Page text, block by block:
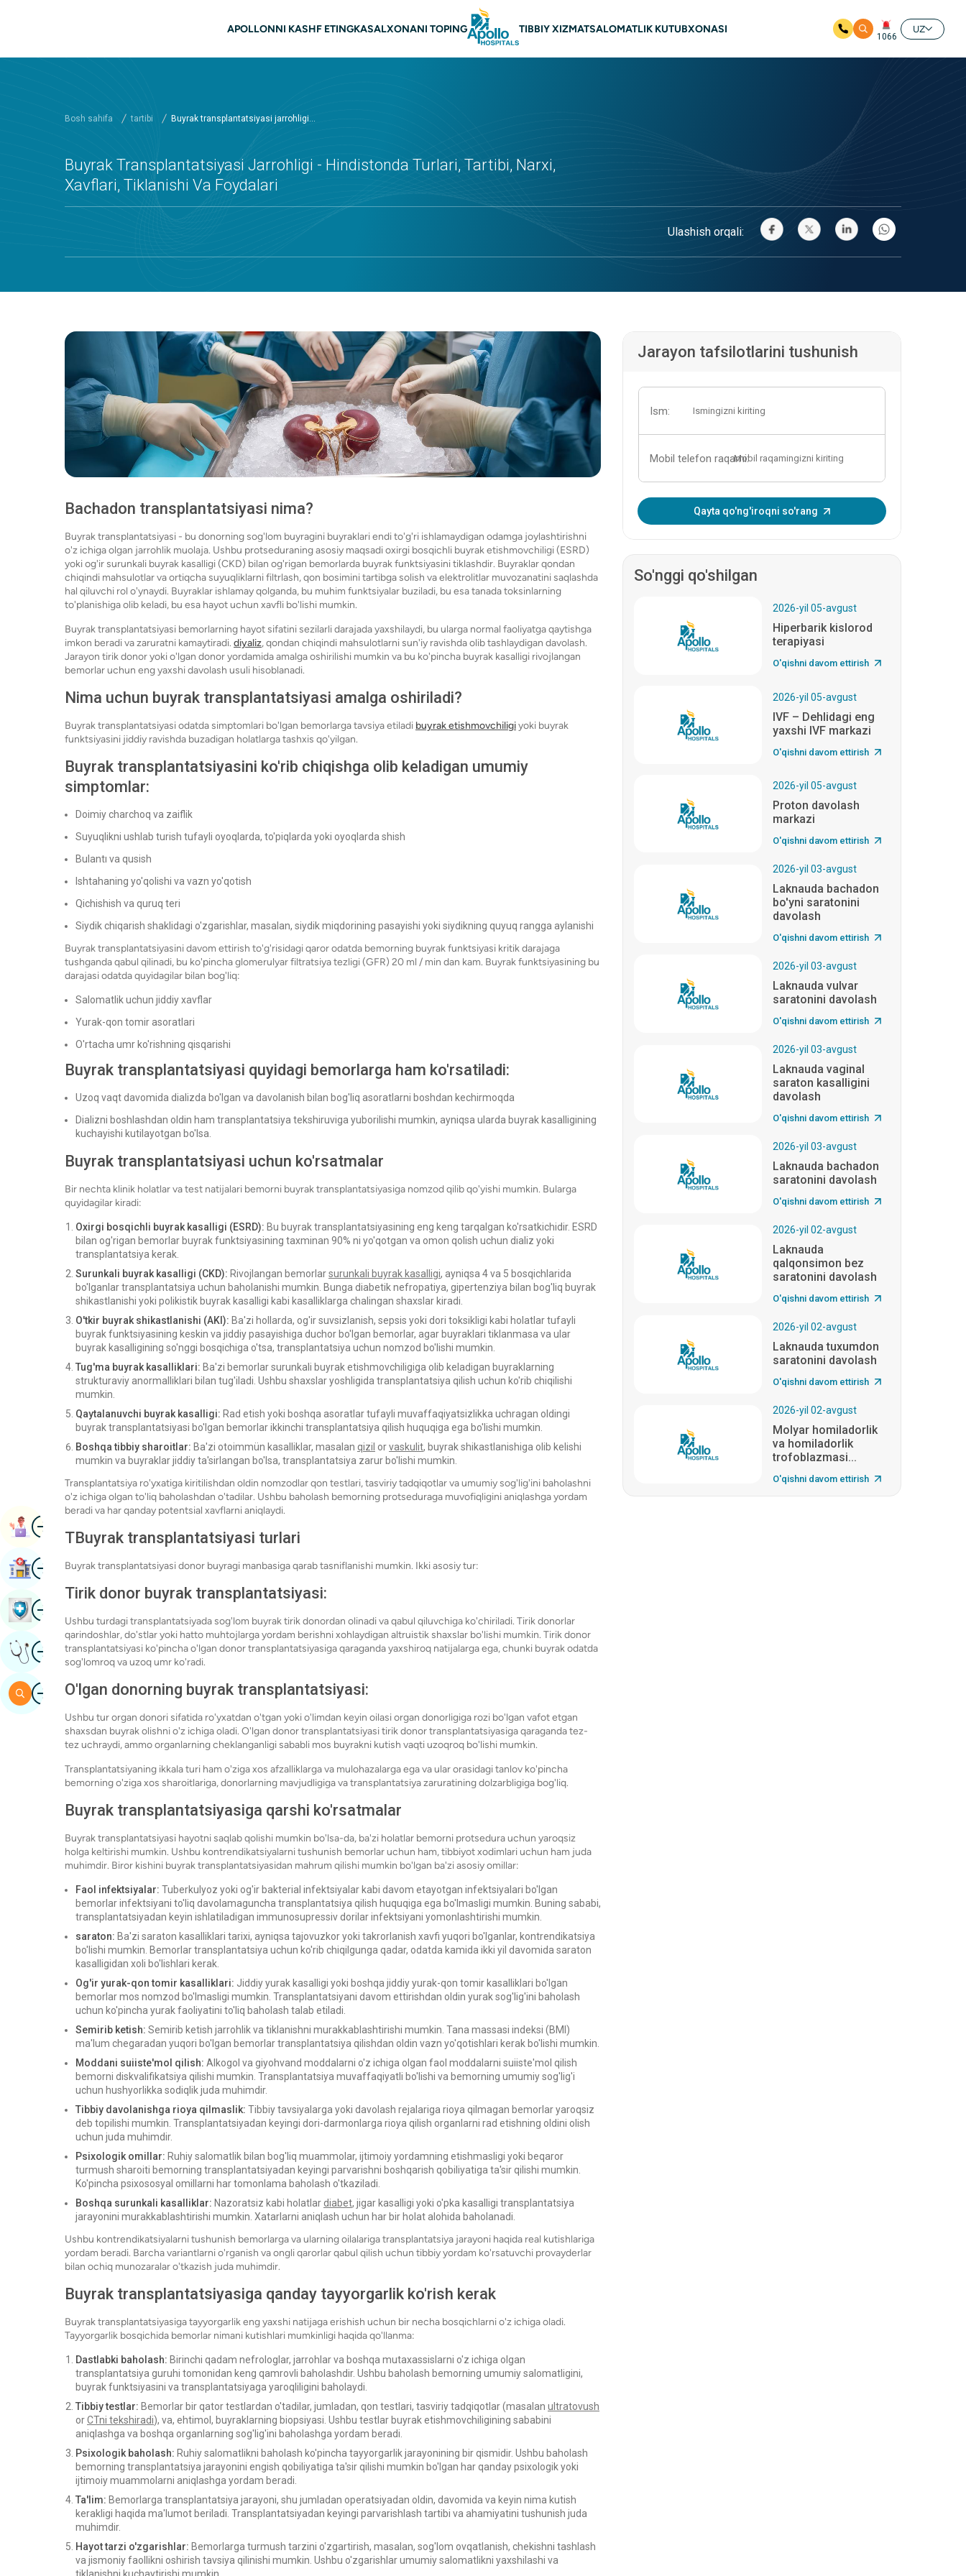
APOLLONNI KASHF ETINGKASALXONANI TOPING TIBBIY XIZMATSALOMATLIK KUTUBXONASI
1066
UZ
Bosh sahifa tartibi Buyrak transplantatsiyasi jarrohligi...
Buyrak Transplantatsiyasi Jarrohligi - Hindistonda Turlari, Tartibi, Narxi,
Xavflari, Tiklanishi Va Foydalari
Ulashish orqali:
Bachadon transplantatsiyasi nima?
Buyrak transplantatsiyasi - bu donorning sog'lom buyragini buyraklari endi to'g'ri ishlamaydigan odamga joylashtirishni
o'z ichiga olgan jarrohlik muolaja. Ushbu protseduraning asosiy maqsadi oxirgi bosqichli buyrak etishmovchiligi (ESRD)
yoki og'ir surunkali buyrak kasalligi (CKD) bilan og'rigan bemorlarda buyrak funktsiyasini tiklashdir. Buyraklar qondan
chiqindi mahsulotlar va ortiqcha suyuqliklarni filtrlash, qon bosimini tartibga solish va elektrolitlar muvozanatini saqlashda
hal qiluvchi rol o'ynaydi. Buyraklar ishlamay qolganda, bu muhim funktsiyalar buziladi, bu esa tanada toksinlarning
to'planishiga olib keladi, bu esa hayot uchun xavfli bo'lishi mumkin.
Buyrak transplantatsiyasi bemorlarning hayot sifatini sezilarli darajada yaxshilaydi, bu ularga normal faoliyatga qaytishga
imkon beradi va zaruratni kamaytiradi. diyaliz, qondan chiqindi mahsulotlarni sun'iy ravishda olib tashlaydigan davolash.
Jarayon tirik donor yoki o'lgan donor yordamida amalga oshirilishi mumkin va bu ko'pincha buyrak kasalligi rivojlangan
bemorlar uchun eng yaxshi davolash usuli hisoblanadi.
Nima uchun buyrak transplantatsiyasi amalga oshiriladi?
Buyrak transplantatsiyasi odatda simptomlari bo'lgan bemorlarga tavsiya etiladi buyrak etishmovchiligiyoki buyrak
funktsiyasini jiddiy ravishda buzadigan holatlarga tashxis qo'yilgan.
Buyrak transplantatsiyasini ko'rib chiqishga olib keladigan umumiy
simptomlar:
Doimiy charchoq va zaiflik
Suyuqlikni ushlab turish tufayli oyoqlarda, to'piqlarda yoki oyoqlarda shish
Bulantı va qusish
Ishtahaning yo'qolishi va vazn yo'qotish
Qichishish va quruq teri
Siydik chiqarish shaklidagi o'zgarishlar, masalan, siydik miqdorining pasayishi yoki siydikning quyuq rangga aylanishi
Buyrak transplantatsiyasini davom ettirish to'g'risidagi qaror odatda bemorning buyrak funktsiyasi kritik darajaga
tushganda qabul qilinadi, bu ko'pincha glomerulyar filtratsiya tezligi (GFR) 20 ml / min dan kam. Buyrak funktsiyasining bu
darajasi odatda quyidagilar bilan bog'liq:
Salomatlik uchun jiddiy xavflar
Yurak-qon tomir asoratlari
O'rtacha umr ko'rishning qisqarishi
Buyrak transplantatsiyasi quyidagi bemorlarga ham ko'rsatiladi:
Uzoq vaqt davomida dializda bo'lgan va davolanish bilan bog'liq asoratlarni boshdan kechirmoqda
Dializni boshlashdan oldin ham transplantatsiya tekshiruviga yuborilishi mumkin, ayniqsa ularda buyrak kasalligining
kuchayishi kutilayotgan bo'lsa.
Buyrak transplantatsiyasi uchun ko'rsatmalar
Bir nechta klinik holatlar va test natijalari bemorni buyrak transplantatsiyasiga nomzod qilib qo'yishi mumkin. Bularga
quyidagilar kiradi:
Oxirgi bosqichli buyrak kasalligi (ESRD): Bu buyrak transplantatsiyasining eng keng tarqalgan ko'rsatkichidir. ESRD
bilan og'rigan bemorlar buyrak funktsiyasining taxminan 90% ni yo'qotgan va omon qolish uchun dializ yoki
transplantatsiya kerak.
Surunkali buyrak kasalligi (CKD): Rivojlangan bemorlarsurunkali buyrak kasalligi, ayniqsa 4 va 5 bosqichlarida
bo'lganlar transplantatsiya uchun baholanishi mumkin. Bunga diabetik nefropatiya, gipertenziya bilan bog'liq buyrak
shikastlanishi yoki polikistik buyrak kasalligi kabi kasalliklarga chalingan shaxslar kiradi.
O'tkir buyrak shikastlanishi (AKI): Ba'zi hollarda, og'ir suvsizlanish, sepsis yoki dori toksikligi kabi holatlar tufayli
buyrak funktsiyasining keskin va jiddiy pasayishiga duchor bo'lgan bemorlar, agar buyraklari tiklanmasa va ular
buyrak kasalligining so'nggi bosqichiga o'tsa, transplantatsiya uchun nomzod bo'lishi mumkin.
Tug'ma buyrak kasalliklari: Ba'zi bemorlar surunkali buyrak etishmovchiligiga olib keladigan buyraklarning
strukturaviy anormalliklari bilan tug'iladi. Ushbu shaxslar yoshligida transplantatsiya qilish uchun ko'rib chiqilishi
mumkin.
Qaytalanuvchi buyrak kasalligi: Rad etish yoki boshqa asoratlar tufayli muvaffaqiyatsizlikka uchragan oldingi
buyrak transplantatsiyasi bo'lgan bemorlar ikkinchi transplantatsiya qilish huquqiga ega bo'lishi mumkin.
Boshqa tibbiy sharoitlar: Ba'zi otoimmün kasalliklar, masalan qizil orvaskulit, buyrak shikastlanishiga olib kelishi
mumkin va buyraklar jiddiy ta'sirlangan bo'lsa, transplantatsiya zarur bo'lishi mumkin.
Transplantatsiya ro'yxatiga kiritilishdan oldin nomzodlar qon testlari, tasviriy tadqiqotlar va umumiy sog'lig'ini baholashni
o'z ichiga olgan to'liq baholashdan o'tadilar. Ushbu baholash bemorning protseduraga muvofiqligini aniqlashga yordam
beradi va har qanday potentsial xavflarni aniqlaydi.
TBuyrak transplantatsiyasi turlari
Buyrak transplantatsiyasi donor buyragi manbasiga qarab tasniflanishi mumkin. Ikki asosiy tur:
Tirik donor buyrak transplantatsiyasi:
Ushbu turdagi transplantatsiyada sog'lom buyrak tirik donordan olinadi va qabul qiluvchiga ko'chiriladi. Tirik donorlar
qarindoshlar, do'stlar yoki hatto muhtojlarga yordam berishni xohlaydigan altruistik shaxslar bo'lishi mumkin. Tirik donor
transplantatsiyasi ko'pincha o'lgan donor transplantatsiyasiga qaraganda yaxshiroq natijalarga ega, chunki buyrak odatda
sog'lomroq va uzoq umr ko'radi.
O'lgan donorning buyrak transplantatsiyasi:
Ushbu tur organ donori sifatida ro'yxatdan o'tgan yoki o'limdan keyin oilasi organ donorligiga rozi bo'lgan vafot etgan
shaxsdan buyrak olishni o'z ichiga oladi. O'lgan donor transplantatsiyasi tirik donor transplantatsiyasiga qaraganda tez-
tez uchraydi, ammo organlarning cheklanganligi sababli mos buyrakni kutish vaqti uzoqroq bo'lishi mumkin.
Transplantatsiyaning ikkala turi ham o'ziga xos afzalliklarga va mulohazalarga ega va ular orasidagi tanlov ko'pincha
bemorning o'ziga xos sharoitlariga, donorlarning mavjudligiga va transplantatsiya zaruratining dolzarbligiga bog'liq.
Buyrak transplantatsiyasiga qarshi ko'rsatmalar
Buyrak transplantatsiyasi hayotni saqlab qolishi mumkin bo'lsa-da, ba'zi holatlar bemorni protsedura uchun yaroqsiz
holga keltirishi mumkin. Ushbu kontrendikatsiyalarni tushunish bemorlar uchun ham, tibbiyot xodimlari uchun ham juda
muhimdir. Biror kishini buyrak transplantatsiyasidan mahrum qilishi mumkin bo'lgan ba'zi asosiy omillar:
Faol infektsiyalar: Tuberkulyoz yoki og'ir bakterial infektsiyalar kabi davom etayotgan infektsiyalari bo'lgan
bemorlar infektsiyani to'liq davolamaguncha transplantatsiya qilish huquqiga ega bo'lmasligi mumkin. Buning sababi,
transplantatsiyadan keyin ishlatiladigan immunosupressiv dorilar infektsiyani yomonlashtirishi mumkin.
saraton: Ba'zi saraton kasalliklari tarixi, ayniqsa tajovuzkor yoki takrorlanish xavfi yuqori bo'lganlar, kontrendikatsiya
bo'lishi mumkin. Bemorlar transplantatsiya uchun ko'rib chiqilgunga qadar, odatda kamida ikki yil davomida saraton
kasalligidan xoli bo'lishlari kerak.
Og'ir yurak-qon tomir kasalliklari: Jiddiy yurak kasalligi yoki boshqa jiddiy yurak-qon tomir kasalliklari bo'lgan
bemorlar mos nomzod bo'lmasligi mumkin. Transplantatsiyani davom ettirishdan oldin yurak sog'lig'ini baholash
uchun ko'pincha yurak faoliyatini to'liq baholash talab etiladi.
Semirib ketish: Semirib ketish jarrohlik va tiklanishni murakkablashtirishi mumkin. Tana massasi indeksi (BMI)
ma'lum chegaradan yuqori bo'lgan bemorlar transplantatsiya qilishdan oldin vazn yo'qotishlari kerak bo'lishi mumkin.
Moddani suiiste'mol qilish: Alkogol va giyohvand moddalarni o'z ichiga olgan faol moddalarni suiiste'mol qilish
bemorni diskvalifikatsiya qilishi mumkin. Transplantatsiya muvaffaqiyatli bo'lishi va bemorning umumiy sog'lig'i
uchun hushyorlikka sodiqlik juda muhimdir.
Tibbiy davolanishga rioya qilmaslik: Tibbiy tavsiyalarga yoki davolash rejalariga rioya qilmagan bemorlar yaroqsiz
deb topilishi mumkin. Transplantatsiyadan keyingi dori-darmonlarga rioya qilish organlarni rad etishning oldini olish
uchun juda muhimdir.
Psixologik omillar: Ruhiy salomatlik bilan bog'liq muammolar, ijtimoiy yordamning etishmasligi yoki beqaror
turmush sharoiti bemorning transplantatsiyadan keyingi parvarishni boshqarish qobiliyatiga ta'sir qilishi mumkin.
Ko'pincha psixososyal omillarni har tomonlama baholash o'tkaziladi.
Boshqa surunkali kasalliklar: Nazoratsiz kabi holatlar diabet, jigar kasalligi yoki o'pka kasalligi transplantatsiya
jarayonini murakkablashtirishi mumkin. Xatarlarni aniqlash uchun har bir holat alohida baholanadi.
Ushbu kontrendikatsiyalarni tushunish bemorlarga va ularning oilalariga transplantatsiya jarayoni haqida real kutishlariga
yordam beradi. Barcha variantlarni o'rganish va ongli qarorlar qabul qilish uchun tibbiy yordam ko'rsatuvchi provayderlar
bilan ochiq munozaralar o'tkazish juda muhimdir.
Buyrak transplantatsiyasiga qanday tayyorgarlik ko'rish kerak
Buyrak transplantatsiyasiga tayyorgarlik eng yaxshi natijaga erishish uchun bir necha bosqichlarni o'z ichiga oladi.
Tayyorgarlik bosqichida bemorlar nimani kutishlari mumkinligi haqida qo'llanma:
Dastlabki baholash: Birinchi qadam nefrologlar, jarrohlar va boshqa mutaxassislarni o'z ichiga olgan
transplantatsiya guruhi tomonidan keng qamrovli baholashdir. Ushbu baholash bemorning umumiy salomatligini,
buyrak funktsiyasini va transplantatsiyaga yaroqliligini baholaydi.
Tibbiy testlar: Bemorlar bir qator testlardan o'tadilar, jumladan, qon testlari, tasviriy tadqiqotlar (masalan ultratovush
orCTni tekshiradi), va, ehtimol, buyraklarning biopsiyasi. Ushbu testlar buyrak etishmovchiligining sababini
aniqlashga va boshqa organlarning sog'lig'ini baholashga yordam beradi.
Psixologik baholash: Ruhiy salomatlikni baholash ko'pincha tayyorgarlik jarayonining bir qismidir. Ushbu baholash
bemorning transplantatsiya jarayonini engish qobiliyatiga ta'sir qilishi mumkin bo'lgan har qanday psixologik yoki
ijtimoiy muammolarni aniqlashga yordam beradi.
Ta'lim: Bemorlarga transplantatsiya jarayoni, shu jumladan operatsiyadan oldin, davomida va keyin nima kutish
kerakligi haqida ma'lumot beriladi. Transplantatsiyadan keyingi parvarishlash tartibi va ahamiyatini tushunish juda
muhimdir.
Hayot tarzi o'zgarishlar: Bemorlarga turmush tarzini o'zgartirish, masalan, sog'lom ovqatlanish, chekishni tashlash
va jismoniy faollikni oshirish tavsiya qilinishi mumkin. Ushbu o'zgarishlar umumiy salomatlikni yaxshilashi va
tiklanishni kuchaytirishi mumkin.
Jarayon tafsilotlarini tushunish
Ism:
Mobil telefon raqami:
Bir martalik parolni kiriting:
Qayta qo'ng'iroqni so'rang
So'nggi qo'shilgan
2026-yil 05-avgust
Hiperbarik kislorod
terapiyasi
O'qishni davom ettirish
2026-yil 05-avgust
IVF – Dehlidagi eng
yaxshi IVF markazi
O'qishni davom ettirish
2026-yil 05-avgust
Proton davolash
markazi
O'qishni davom ettirish
2026-yil 03-avgust
Laknauda bachadon
bo'yni saratonini
davolash
O'qishni davom ettirish
2026-yil 03-avgust
Laknauda vulvar
saratonini davolash
O'qishni davom ettirish
2026-yil 03-avgust
Laknauda vaginal
saraton kasalligini
davolash
O'qishni davom ettirish
2026-yil 03-avgust
Laknauda bachadon
saratonini davolash
O'qishni davom ettirish
2026-yil 02-avgust
Laknauda
qalqonsimon bez
saratonini davolash
O'qishni davom ettirish
2026-yil 02-avgust
Laknauda tuxumdon
saratonini davolash
O'qishni davom ettirish
2026-yil 02-avgust
Molyar homiladorlik
va homiladorlik
trofoblazmasi...
O'qishni davom ettirish
suratKitobni Tayinlash
suratKasalxonani Toping
suratSog'liqni Saqlash Tekshiruvi Kitobi
suratMutaxassis Fikrini Oling
suratQidirish